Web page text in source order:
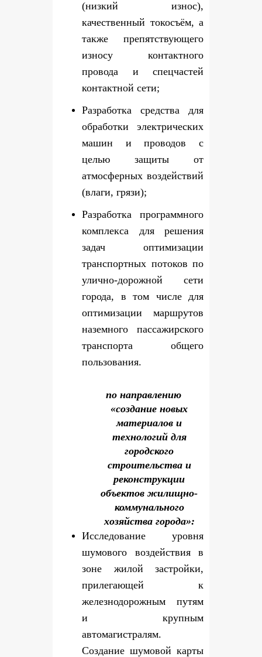
(низкий износ),
качественный токосъём, а
также препятствующего
износу контактного
провода и спецчастей
контактной сети;
Разработка средства для
обработки электрических
машин и проводов с
целью защиты от
атмосферных воздействий
(влаги, грязи);
Разработка программного
комплекса для решения
задач оптимизации
транспортных потоков по
улично-дорожной сети
города, в том числе для
оптимизации маршрутов
наземного пассажирского
транспорта общего
пользования.
по направлению
«создание новых
материалов и
технологий для
городского
строительства и
реконструкции
объектов жилищно-
коммунального
хозяйства города»:
Исследование уровня
шумового воздействия в
зоне жилой застройки,
прилегающей к
железнодорожным путям
и крупным
автомагистралям.
Создание шумовой карты